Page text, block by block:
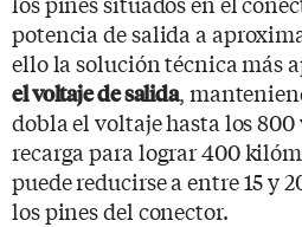
potencia de salida a
ello la solución técnica más
el voltaje de salida,
dobla el voltaje hasta los
recarga para lograr 400
puede reducirse a entre 15 y
los pines del conector.